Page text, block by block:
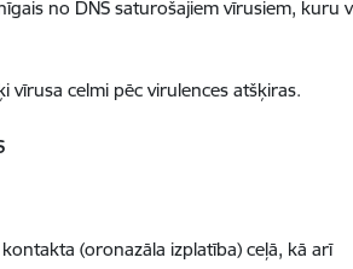
no DNS saturošajiem vīrusiem,
vīrusa celmi pēc virulences atšķiras.
(oronazāla izplatība) ceļā, kā arī